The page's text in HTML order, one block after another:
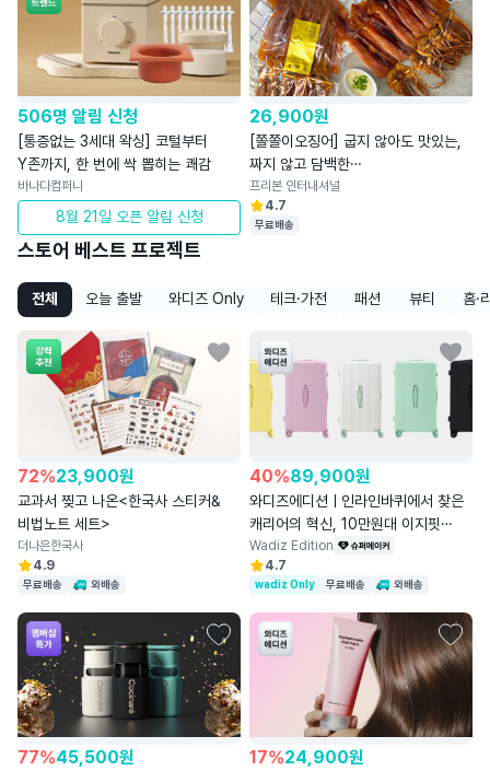
506명 알림 신청
[통증없는 3세대 왁싱] 코털부터
Y존까지, 한 번에 싹 뽑히는 쾌감
바나다컴퍼니
8월 21일 오픈 알림 신청
26,900원
[쫄쫄이오징어] 굽지 않아도 맛있는,
짜지 않고 담백한
쫄쫄이오징어4~5미
프리본 인터내셔널
4.7
무료배송
스토어 베스트 프로젝트
전체 오늘 출발 와디즈 Only 테크·가전 패션 뷰티 홈·
72%23,900원
교과서 찢고 나온<한국사 스티커&
비법노트 세트>
더나은한국사
4.9
무료배송 와배송
40%89,900원
와디즈에디션ㅣ인라인바퀴에서 찾은
캐리어의 혁신, 10만원대 이지핏
캐리어
Wadiz Edition
4.7
wadiz Only 무료배송 와배송
77%45,500원 17%24,900원